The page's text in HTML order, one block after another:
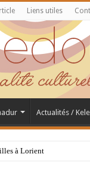
Liens utiles
Actualités /
à Lorient